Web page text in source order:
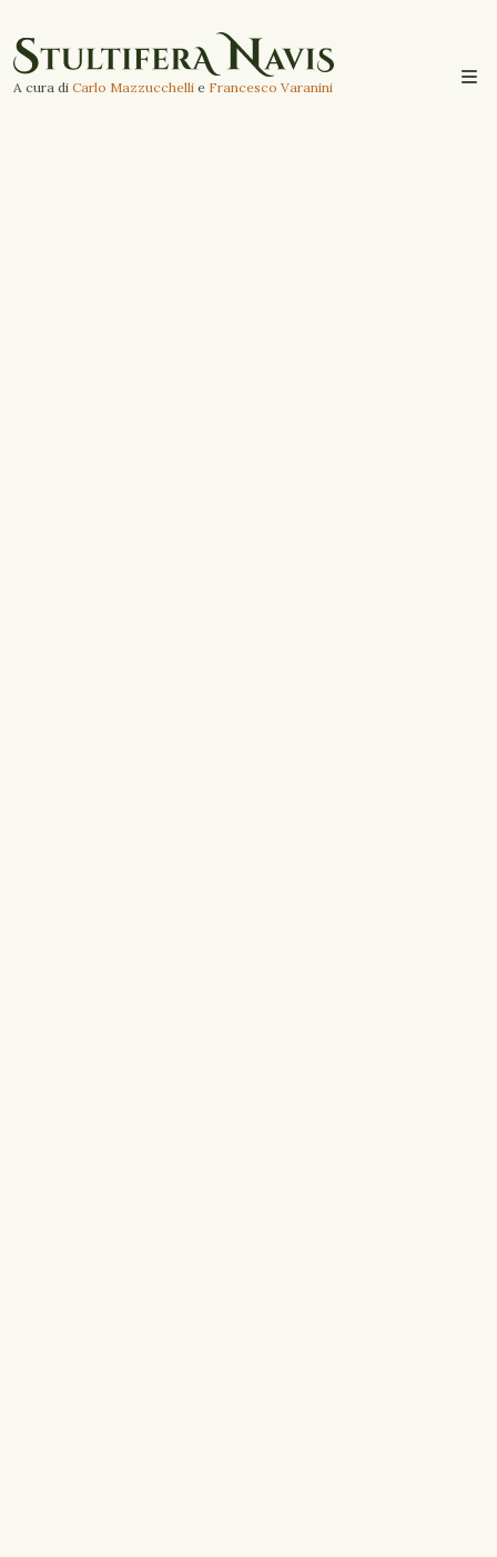
A cura di Carlo Mazzucchelli e Francesco Varanini